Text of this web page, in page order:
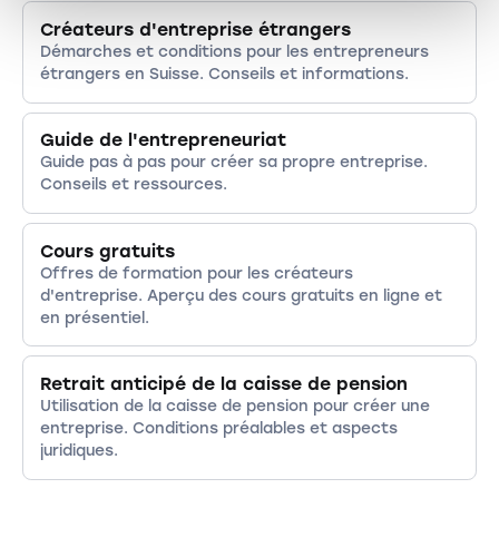
Créateurs d'entreprise étrangers
Démarches et conditions pour les entrepreneurs
étrangers en Suisse. Conseils et informations.
Guide de l'entrepreneuriat
Guide pas à pas pour créer sa propre entreprise.
Conseils et ressources.
Cours gratuits
Offres de formation pour les créateurs
d'entreprise. Aperçu des cours gratuits en ligne et
en présentiel.
Retrait anticipé de la caisse de pension
Utilisation de la caisse de pension pour créer une
entreprise. Conditions préalables et aspects
juridiques.